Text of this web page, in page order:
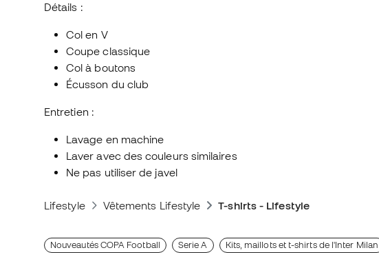
Détails :
Col en V
Coupe classique
Col à boutons
Écusson du club
Entretien :
Lavage en machine
Laver avec des couleurs similaires
Ne pas utiliser de javel
Lifestyle Vêtements Lifestyle T-shirts - Lifestyle
Nouveautés COPA Football Serie A Kits, maillots et t-shirts de l'Inter Milan